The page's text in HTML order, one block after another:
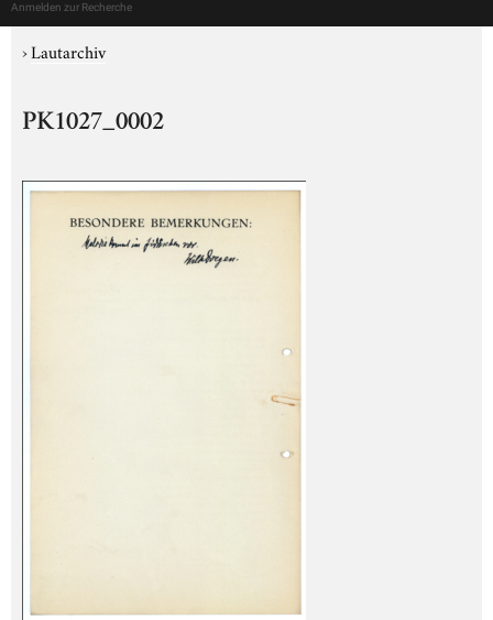
Anmelden zur Recherche
›Lautarchiv
PK1027_0002